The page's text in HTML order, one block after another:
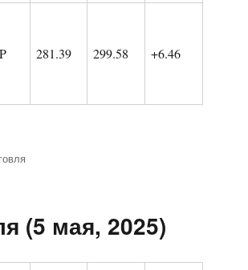
281.39 299.58 +6.46
(5 мая, 2025)